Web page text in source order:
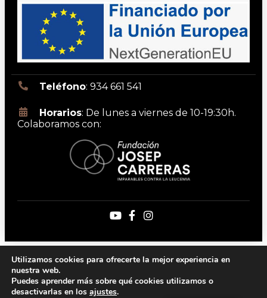
Teléfono: 934 661 541
Horarios: De lunes a viernes de 10-19:30h.
Colaboramos con:
Política de cookiesPolítica de accesibilidad
Copyright 2026 | DrMas
Utilizamos cookies para ofrecerte la mejor experiencia en
nuestra web.
Puedes aprender más sobre qué cookies utilizamos o
desactivarlas en los ajustes.